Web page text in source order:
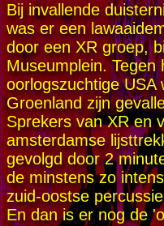
Bij invallende
was er een
door een XR groep,
Museumplein. Tegen
oorlogszuchtige USA
Groenland zijn
Sprekers van XR en
amsterdamse
gevolgd door 2
de minstens zo
zuid-oostse
En dan is er nog de